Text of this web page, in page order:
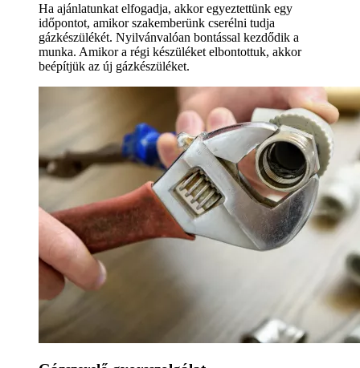
Ha ajánlatunkat elfogadja, akkor egyeztettünk egy
időpontot, amikor szakemberünk cserélni tudja
gázkészülékét. Nyilvánvalóan bontással kezdődik a
munka. Amikor a régi készüléket elbontottuk, akkor
beépítjük az új gázkészüléket.